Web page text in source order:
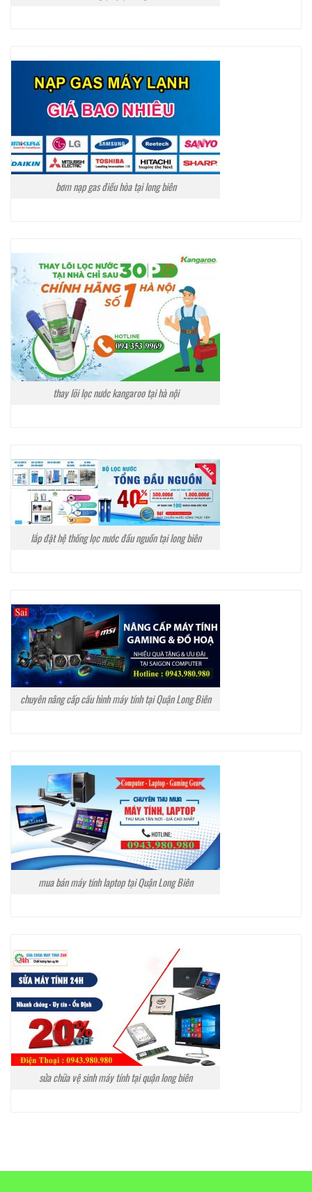
bơm nạp gas điều hòa tại long biên
thay lõi lọc nước kangaroo tại hà nội
lắp đặt hệ thống lọc nước đầu nguồn tại long biên
chuyên nâng cấp cấu hình máy tính tại Quận Long Biên
mua bán máy tính laptop tại Quận Long Biên
sửa chữa vệ sinh máy tính tại quận long biên